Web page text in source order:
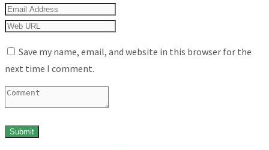
Save my name, email, and website in this browser for the
next time I comment.